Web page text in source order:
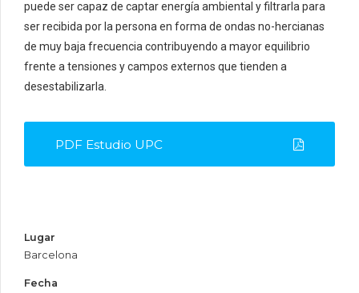
puede ser capaz de captar energía ambiental y filtrarla para
ser recibida por la persona en forma de ondas no-hercianas
de muy baja frecuencia contribuyendo a mayor equilibrio
frente a tensiones y campos externos que tienden a
desestabilizarla.
PDF Estudio UPC
Lugar
Barcelona
Fecha